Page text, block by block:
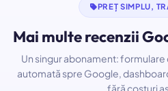
PREȚ SIMPLU,
Mai multe recenzii
Un singur abonament:
automată spre Google,
fără costuri